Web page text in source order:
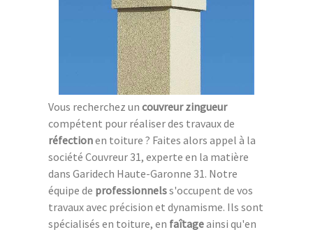
Vous recherchez un couvreur zingueur
compétent pour réaliser des travaux de
réfectionen toiture ? Faites alors appel à la
société Couvreur 31, experte en la matière
dans Garidech Haute-Garonne 31. Notre
équipe de professionnelss'occupent de vos
travaux avec précision et dynamisme. Ils sont
spécialisés en toiture, en faîtageainsi qu'en